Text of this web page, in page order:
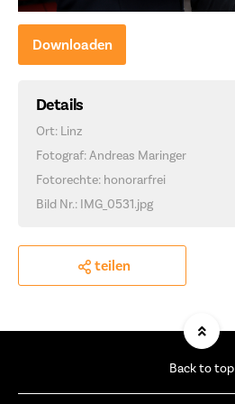
Downloaden
Details
Ort: Linz
Fotograf: Andreas Maringer
Fotorechte: honorarfrei
Bild Nr.: IMG_0531.jpg
teilen
Back to top